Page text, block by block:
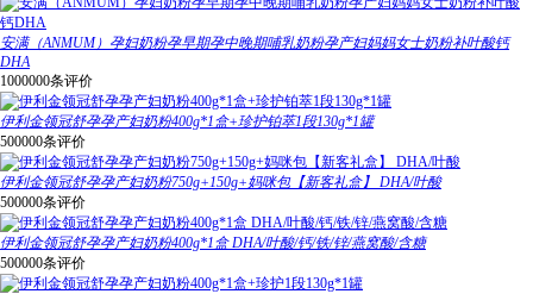
安满（ANMUM）孕妇奶粉孕早期孕中晚期哺乳奶粉孕产妇妈妈女士奶粉补叶酸钙
DHA
1000000条评价
伊利金领冠舒孕孕产妇奶粉400g*1盒+珍护铂萃1段130g*1罐
500000条评价
伊利金领冠舒孕孕产妇奶粉750g+150g+妈咪包【新客礼盒】 DHA/叶酸
500000条评价
伊利金领冠舒孕孕产妇奶粉400g*1盒 DHA/叶酸/钙/铁/锌/燕窝酸/含糖
500000条评价